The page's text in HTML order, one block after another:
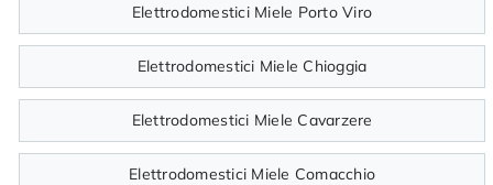
Elettrodomestici Miele Porto Viro
Elettrodomestici Miele Chioggia
Elettrodomestici Miele Cavarzere
Elettrodomestici Miele Comacchio